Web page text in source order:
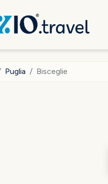
Puglia Bisceglie